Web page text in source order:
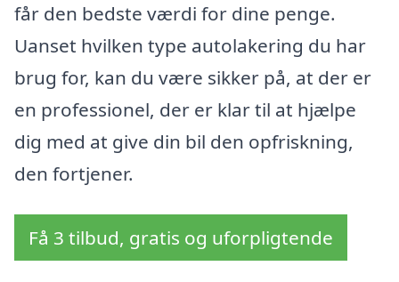
får den bedste værdi for dine penge.
Uanset hvilken type autolakering du har
brug for, kan du være sikker på, at der er
en professionel, der er klar til at hjælpe
dig med at give din bil den opfriskning,
den fortjener.
Få 3 tilbud, gratis og uforpligtende